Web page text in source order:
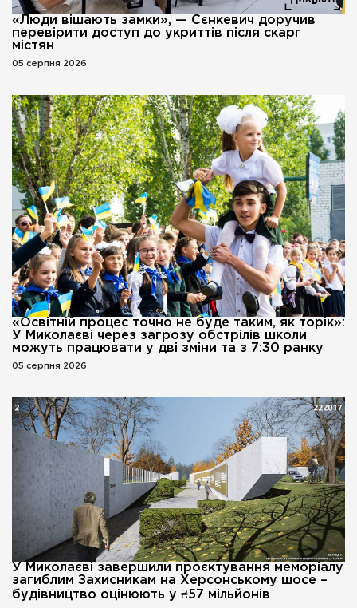
«Люди вішають замки», — Сєнкевич доручив
перевірити доступ до укриттів після скарг
містян
05 серпня 2026
«Освітній процес точно не буде таким, як торік»:
У Миколаєві через загрозу обстрілів школи
можуть працювати у дві зміни та з 7:30 ранку
05 серпня 2026
У Миколаєві завершили проєктування меморіалу
загиблим Захисникам на Херсонському шосе –
будівництво оцінюють у ₴57 мільйонів